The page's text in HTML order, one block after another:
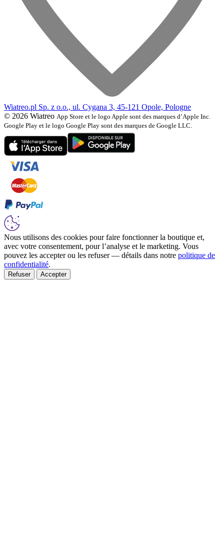
Wiatreo.pl Sp. z o.o., ul. Cygana 3, 45-121 Opole, Pologne
© 2026 Wiatreo App Store et le logo Apple sont des marques d’Apple Inc.
Google Play et le logo Google Play sont des marques de Google LLC.
Nous utilisons des cookies pour faire fonctionner la boutique et,
avec votre consentement, pour l’analyse et le marketing. Vous
pouvez les accepter ou les refuser — détails dans notre politique de
confidentialité.
Refuser Accepter